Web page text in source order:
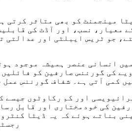
مینجمنٹ کو بھی متاثر کرتی
معیار، نسب، اور آڈٹ کی
جو ٹریس ایبلٹی اور عدالتی
انسانی عنصر ہمیشہ موجود
کی گورننس صارفین کو
کمی آتی ہے۔ شفاف گورننس
کی خودمختاری اور قابل
بناتے ہوئے کہ یہ ڈیٹا